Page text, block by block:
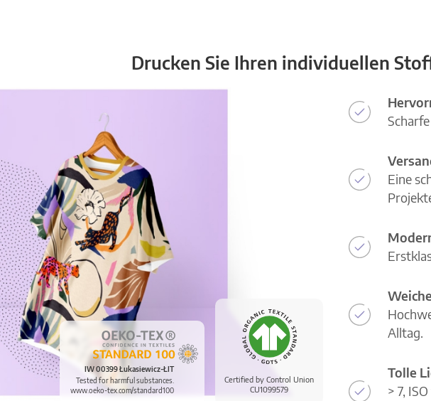
Drucken Sie Ihren individuellen
Certified by Control Union
CU1099579
IW 00399 Łukasiewicz-ŁIT
Tested for harmful substances.
www.oeko-tex.com/standard100
Eine
Alltag.
Tolle
> 7,